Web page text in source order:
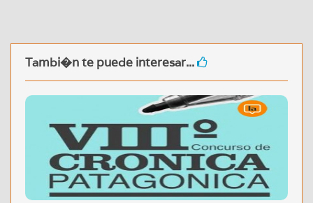
Tambi�n te puede interesar...